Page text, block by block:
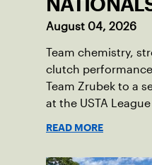
August 04, 2026
Team chemistry,
clutch
Team Zrubek to a
at the USTA
READ MORE